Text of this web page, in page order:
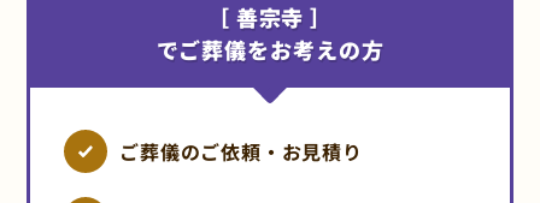
［ 善宗寺 ］
でご葬儀をお考えの方
ご葬儀のご依頼・お見積り